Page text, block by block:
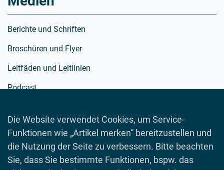
Die Website verwendet Cookies, um Service-
Funktionen wie „Artikel merken“ bereitzustellen und
die Nutzung der Seite zu verbessern. Bitte beachten
Sie, dass Sie bestimmte Funktionen, bspw. das
Berichte und Schriften
Broschüren und Flyer
Leitfäden und Leitlinien
Podcast
Spielewelt
Toolboxen